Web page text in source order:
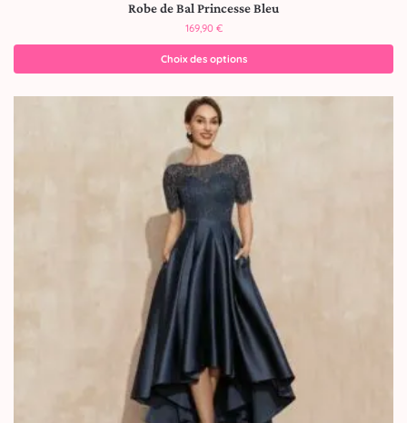
Robe de Bal Princesse Bleu
169,90 €
Choix des options